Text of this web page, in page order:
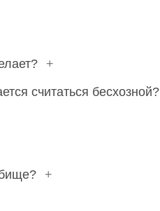
+
считаться бесхозной?
+